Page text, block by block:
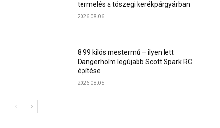
termelés a tószegi kerékpárgyárban
2026.08.06.
8,99 kilós mestermű – ilyen lett
Dangerholm legújabb Scott Spark RC
építése
2026.08.05.